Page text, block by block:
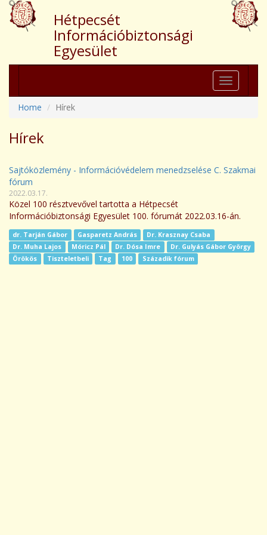
Hétpecsét
Információbiztonsági
Egyesület
Toggle
navigation
Home
Hírek
Hírek
Sajtóközlemény - Információvédelem menedzselése C. Szakmai
fórum
2022.03.17.
Közel 100 résztvevővel tartotta a Hétpecsét
Információbiztonsági Egyesület 100. fórumát 2022.03.16-án.
dr. Tarján Gábor Gasparetz András
Dr. Krasznay Csaba
Dr. Muha Lajos
Móricz Pál Dr. Dósa Imre
Dr. Gulyás Gábor György
Örökös
Tiszteletbeli Tag 100 Századik fórum